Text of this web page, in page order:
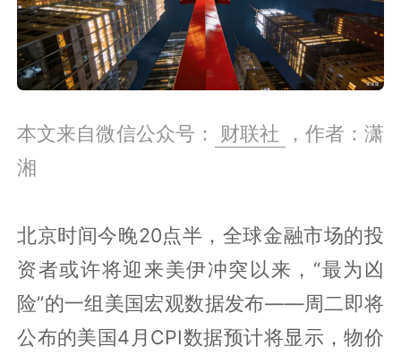
本文来自微信公众号： 财联社
，作者：潇
湘
北京时间今晚20点半，全球金融市场的投
资者或许将迎来美伊冲突以来，“最为凶
险”的一组美国宏观数据发布——周二即将
公布的美国4月CPI数据预计将显示，物价